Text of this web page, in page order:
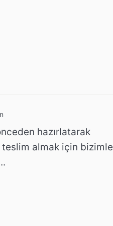
hazırlatarak
almak için bizimle